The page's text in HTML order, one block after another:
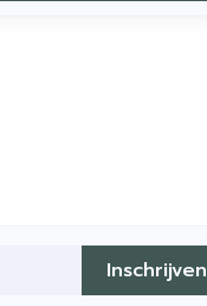
Inschrijven